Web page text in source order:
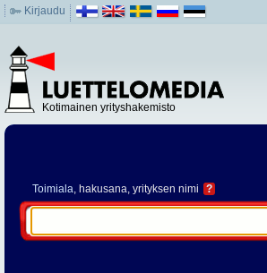
Kirjaudu
Kotimainen yrityshakemisto
Toimiala, hakusana, yrityksen nimi ?